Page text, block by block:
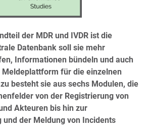
der MDR und IVDR ist die
Datenbank soll sie mehr
Informationen bündeln und auch
für die einzelnen
besteht sie aus sechs Modulen, die
von der Registrierung von
Akteuren bis hin zur
der Meldung von Incidents